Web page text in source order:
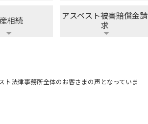
相続
アスベスト被害賠償金請
求
法律事務所全体のお客さまの声となっていま